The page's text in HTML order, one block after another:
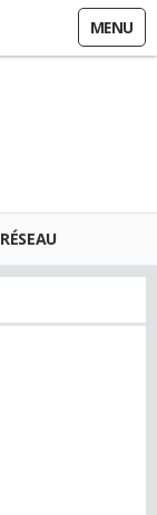
MENU
RÉSEAU